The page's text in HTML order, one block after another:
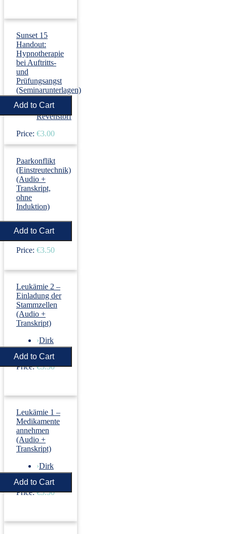
Sunset 15
Handout:
Hypnotherapie
bei Auftritts-
und
Prüfungsangst
(Seminarunterlagen)
› Dirk
Revenstorf
Price: €3.00
Paarkonflikt
(Einstreutechnik)
(Audio +
Transkript,
ohne
Induktion)
›Dirk
Revenstorf
Price: €3.50
Leukämie 2 –
Einladung der
Stammzellen
(Audio +
Transkript)
›Dirk
Revenstorf
Price: €5.50
Leukämie 1 –
Medikamente
annehmen
(Audio +
Transkript)
›Dirk
Revenstorf
Price: €5.50